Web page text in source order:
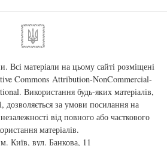
Всі матеріали на цьому сайті розміщені
Commons Attribution-NonCommercial-
. Використання будь-яких матеріалів,
дозволяється за умови посилання на
від повного або часткового
матеріалів.
Київ, вул. Банкова, 11